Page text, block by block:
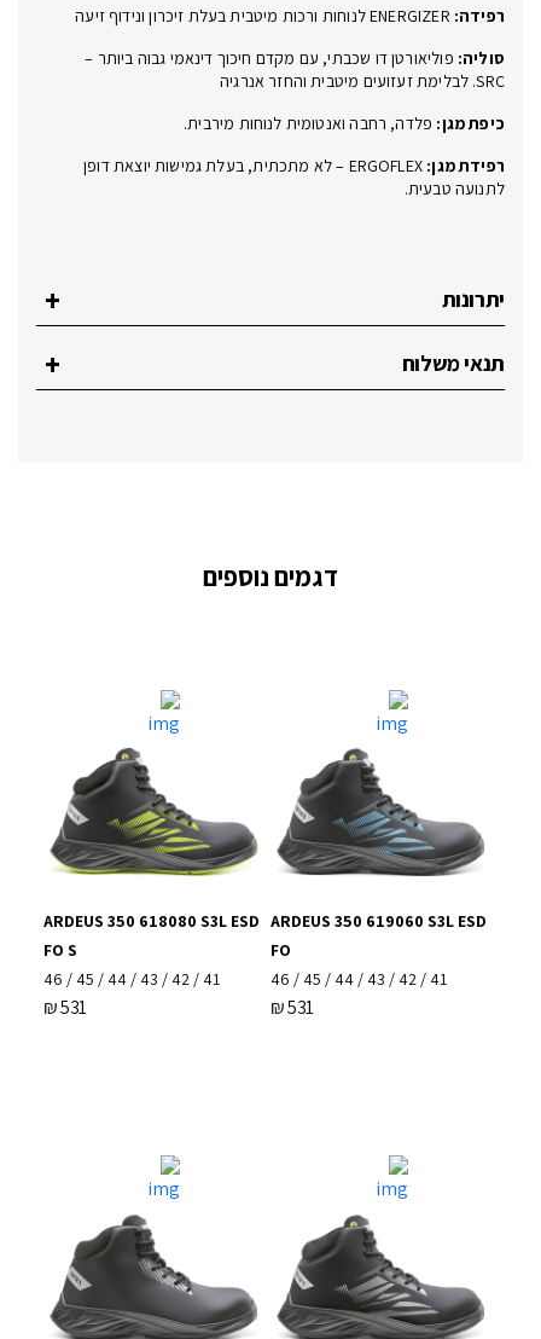
רפידה:
סוליה: פוליאורטן דו שכבתי, עם מקדם חיכוך דינאמי גבוה ביותר –
SRC. לבלימת זעזועים מיטבית והחזר אנרגיה
כיפת מגן: פלדה, רחבה ואנטומית לנוחות מירבית.
רפידת מגן:
ERGOFLEX – לא מתכתית, בעלת גמישות יוצאת דופן
לתנועה טבעית.
יתרונות
תנאי משלוח
דגמים נוספים
ARDEUS 350 619060 S3L ESD
FO
41 / 42 / 43 / 44 / 45 / 46
531
₪
ARDEUS 350 618080 S3L ESD
FO S
41 / 42 / 43 / 44 / 45 / 46
531
₪